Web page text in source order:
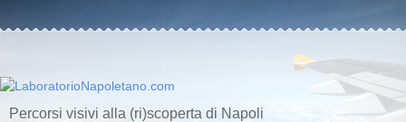
Percorsi visivi alla (ri)scoperta di Napoli